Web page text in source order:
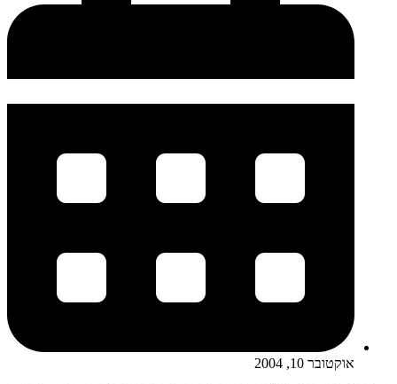
אוקטובר 10, 2004